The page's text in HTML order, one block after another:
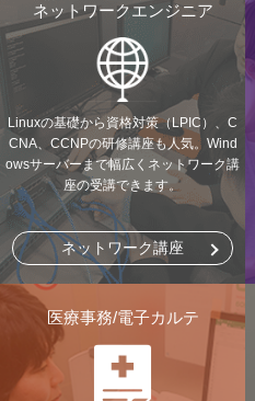
ネットワークエンジニア
Linuxの基礎から資格対策（LPIC）、C
CNA、CCNPの研修講座も人気。Wind
owsサーバーまで幅広くネットワーク講
座の受講できます。
ネットワーク講座
医療事務/電子カルテ